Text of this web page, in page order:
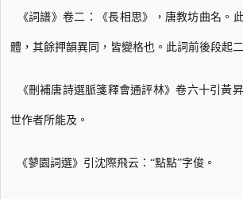
《詞譜》卷二：《長相思》，唐教坊曲名。
體，其餘押韻異同，皆變格也。此詞前後段起
《刪補唐詩選脈箋釋會通評林》卷六十引黃
世作者所能及。
《蓼園詞選》引沈際飛云：“點點”字俊。